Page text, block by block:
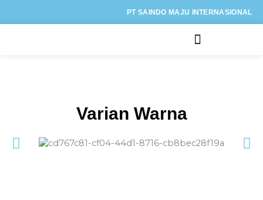
PT SAINDO MAJU INTERNASIONAL
Varian Warna